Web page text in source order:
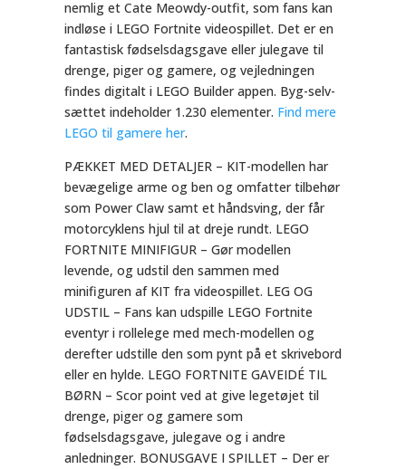
nemlig et Cate Meowdy-outfit, som fans kan
indløse i LEGO Fortnite videospillet. Det er en
fantastisk fødselsdagsgave eller julegave til
drenge, piger og gamere, og vejledningen
findes digitalt i LEGO Builder appen. Byg-selv-
sættet indeholder 1.230 elementer. Find mere
LEGO til gamere her.
PÆKKET MED DETALJER – KIT-modellen har
bevægelige arme og ben og omfatter tilbehør
som Power Claw samt et håndsving, der får
motorcyklens hjul til at dreje rundt. LEGO
FORTNITE MINIFIGUR – Gør modellen
levende, og udstil den sammen med
minifiguren af KIT fra videospillet. LEG OG
UDSTIL – Fans kan udspille LEGO Fortnite
eventyr i rollelege med mech-modellen og
derefter udstille den som pynt på et skrivebord
eller en hylde. LEGO FORTNITE GAVEIDÉ TIL
BØRN – Scor point ved at give legetøjet til
drenge, piger og gamere som
fødselsdagsgave, julegave og i andre
anledninger. BONUSGAVE I SPILLET – Der er